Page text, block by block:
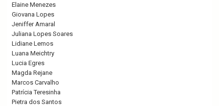
Elaine Menezes
Giovana Lopes
Jeniffer Amaral
Juliana Lopes Soares
Lidiane Lemos
Luana Meichtry
Lucia Egres
Magda Rejane
Marcos Carvalho
Patrícia Teresinha
Pietra dos Santos